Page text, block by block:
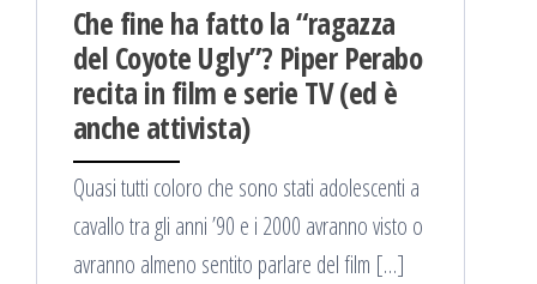
Che fine ha fatto la “ragazza
del Coyote Ugly”? Piper Perabo
recita in film e serie TV (ed è
anche attivista)
Quasi tutti coloro che sono stati adolescenti a
cavallo tra gli anni ’90 e i 2000 avranno visto o
avranno almeno sentito parlare del film […]